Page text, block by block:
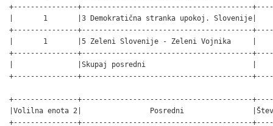
+---------------+----------------------------------------
|       1       |3 Demokratična stranka upokoj.
+---------------+----------------------------------------
|       1       |5 Zeleni Slovenije - Zeleni Vojnika     |
+---------------+----------------------------------------
|               |Skupaj posredni                         |
+---------------+----------------------------------------
+---------------+----------------------------------------
|Volilna enota 2|                Posredni                |Štev.
+---------------+----------------------------------------